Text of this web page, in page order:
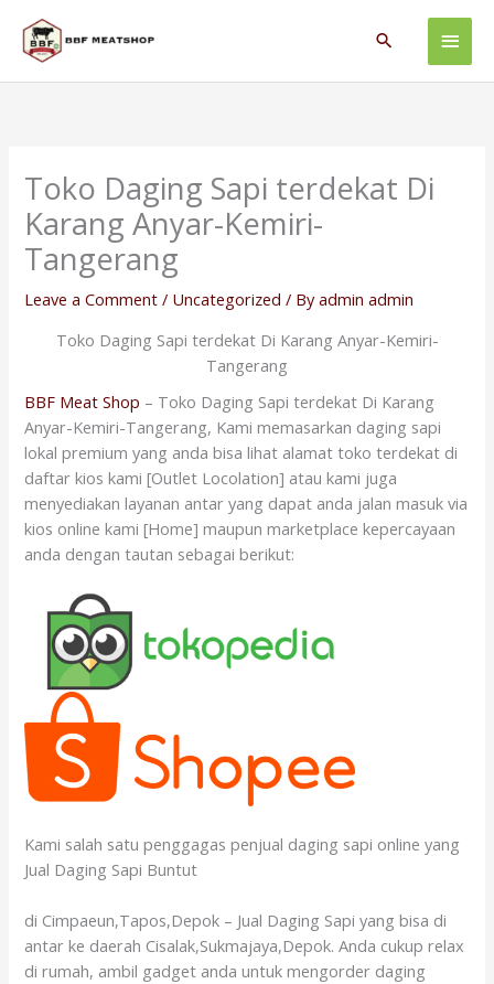
content
Main
Search
Toko Daging Sapi terdekat Di
Karang Anyar-Kemiri-
Tangerang
Leave a Comment / Uncategorized / Byadmin admin
Toko Daging Sapi terdekat Di Karang Anyar-Kemiri-
Tangerang
BBF Meat Shop – Toko Daging Sapi terdekat Di Karang
Anyar-Kemiri-Tangerang, Kami memasarkan daging sapi
lokal premium yang anda bisa lihat alamat toko terdekat di
daftar kios kami [Outlet Locolation] atau kami juga
menyediakan layanan antar yang dapat anda jalan masuk via
kios online kami [Home] maupun marketplace kepercayaan
anda dengan tautan sebagai berikut:
Kami salah satu penggagas penjual daging sapi online yang
Jual Daging Sapi Buntut
di Cimpaeun,Tapos,Depok – Jual Daging Sapi yang bisa di
antar ke daerah Cisalak,Sukmajaya,Depok. Anda cukup relax
di rumah, ambil gadget anda untuk mengorder daging